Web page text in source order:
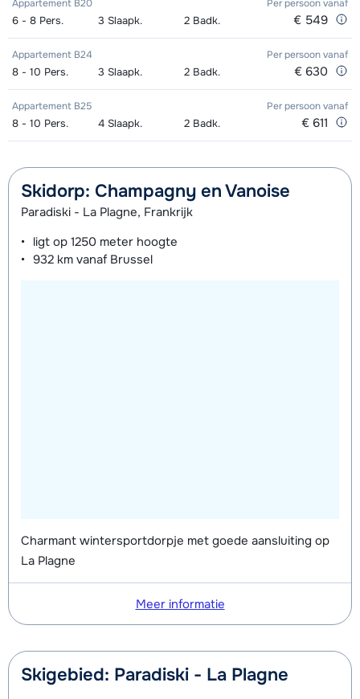
Zilver (Evolution) Schoenen (8
afhankelijk
Mini Kid Ski's + Stokken (8 dagen)
afhankelijk
van week
Mini Kid Schoenen (8 dagen)
afhankelijk
van week
Appartement B20 Per persoonvanaf
6 - 8 Pers. 3 Slaapk. 2 Badk. € 549
Appartement B24 Per persoonvanaf
8 - 10 Pers. 3 Slaapk. 2 Badk. € 630
Appartement B25 Per persoonvanaf
8 - 10 Pers. 4 Slaapk. 2 Badk. € 611
Skidorp: Champagny en Vanoise
Paradiski - La Plagne, Frankrijk
ligt op 1250 meter hoogte
932 km vanaf Brussel
Charmant wintersportdorpje met goede aansluiting op
La Plagne
Meer informatie
Skigebied: Paradiski - La Plagne